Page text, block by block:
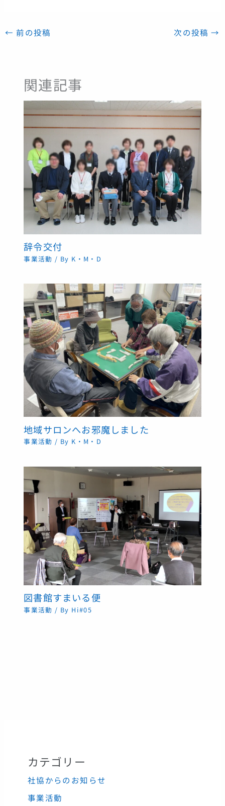
← 前の投稿 次の投稿→
関連記事
辞令交付
事業活動 / By K・M・D
地域サロンへお邪魔しました
事業活動 / By K・M・D
図書館すまいる便
事業活動 / By Hi#05
カテゴリー
社協からのお知らせ
事業活動